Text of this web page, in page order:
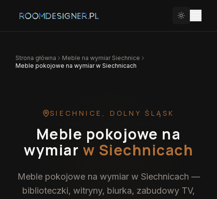
Strona główna Meble na wymiar Siechnice
Meble pokojowe na wymiar w Siechnicach
SIECHNICE , DOLNY ŚLĄSK
Meble pokojowe na
wymiar w Siechnicach
Meble pokojowe na wymiar w Siechnicach —
biblioteczki, witryny, biurka, zabudowy TV,